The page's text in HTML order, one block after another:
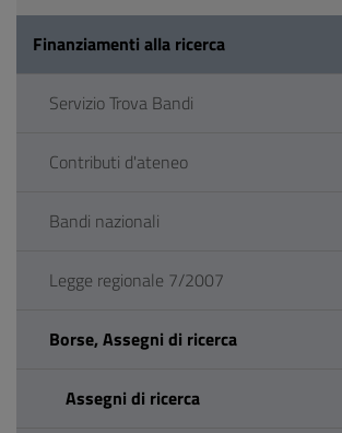
Finanziamenti alla ricerca
Servizio Trova Bandi
Contributi d'ateneo
Bandi nazionali
Legge regionale 7/2007
Borse, Assegni di ricerca
Assegni di ricerca